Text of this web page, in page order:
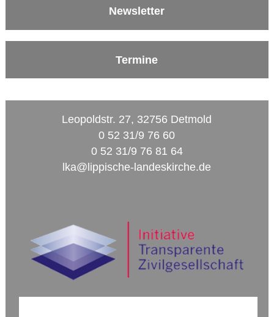
Newsletter
Termine
Leopoldstr. 27, 32756 Detmold
0 52 31/9 76 60
0 52 31/9 76 81 64
lka@lippische-landeskirche.de